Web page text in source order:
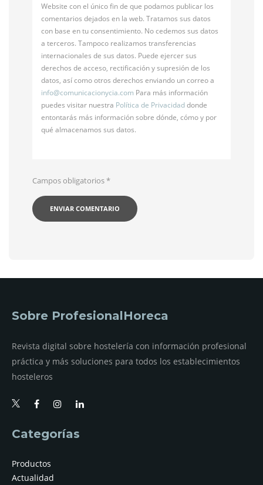
Website con el único fin de que podamos publicar los
comentarios dejados en la web. Tratamos sus datos
con base en tu consentimiento. No cedemos sus datos
a terceros. Tampoco realizamos transferencias
internacionales de sus datos. Puede ejercer sus
derechos de acceso, rectificación y supresión de los
datos, así como otros derechos enviando un correo a
info@comunicacionycia.com Para más información
puedes visitar nuestra Política de Privacidaddonde
entontarás más información sobre dónde, cómo y por
qué almacenamos sus datos.
Campos obligatorios*
Sobre ProfesionalHoreca
Revista digital sobre hostelería con información profesional
práctica y más soluciones para todos los establecimientos
hosteleros
Categorías
Productos
Actualidad